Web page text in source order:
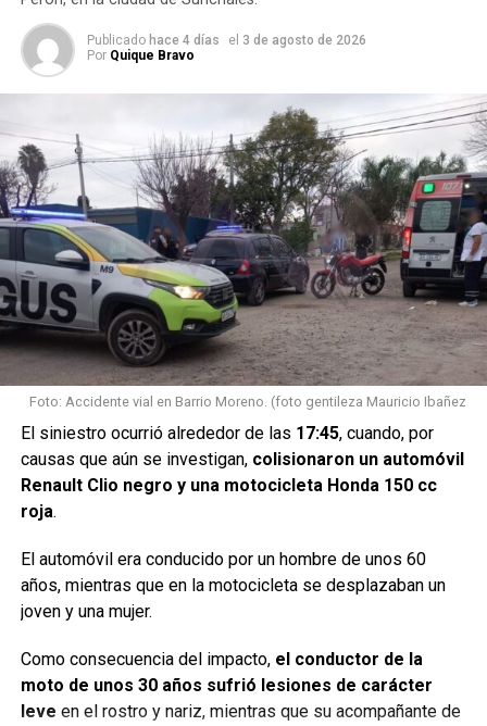
En el lugar, una mujer mujer manifestó que,
años y la pareja del adolescente, de 16 años
retirado sin autorización el automóvil de su esposo y
posteriormente sufrieron el despiste.
Los adolescentes fueron
encontrados sobre la Ruta 34
Tras un operativo de búsqueda, ambos menores fueron
Ruta Nacional 34, en jurisdicción de Sunchales.
Según informaron fuentes policiales, los adolescentes
trasladados por personal delservicio de emergencias
107al hospital local para recibir atención médica.
Publicado hace 4 días el 3 de agosto de 2026
Por Quique Bravo
Foto: Accidente vial en Barrio Moreno. (foto gentileza Mauricio Ibañez
El siniestro ocurrió alrededor de las 17:45, cuando, por
causas que aún se investigan, colisionaron un automóvil
Renault Clio negro y una motocicleta Honda 150 cc
roja.
El automóvil era conducido por un hombre de unos 60
años, mientras que en la motocicleta se desplazaban un
joven y una mujer.
Como consecuencia del impacto, el conductor de la
moto de unos 30 años sufrió lesiones de carácter
leve en el rostro y nariz, mientras que su acompañante de